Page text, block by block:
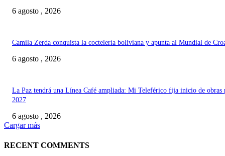
6 agosto , 2026
Camila Zerda conquista la coctelería boliviana y apunta al Mundial de
6 agosto , 2026
La Paz tendrá una Línea Café ampliada: Mi Teleférico fija inicio de obras
2027
6 agosto , 2026
Cargar más
RECENT COMMENTS